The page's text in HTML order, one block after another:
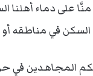
دماء أهلنا
السكن في
المجاهدين